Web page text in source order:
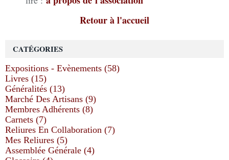
CATÉGORIES
Expositions - Evènements (58)
Livres (15)
Généralités (13)
Marché Des Artisans (9)
Membres Adhérents (8)
Carnets (7)
Reliures En Collaboration (7)
Mes Reliures (5)
Assemblée Générale (4)
Retour à l'accueil